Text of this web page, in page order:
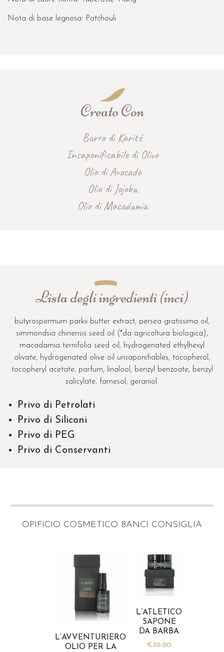
Nota di base legnosa: Patchouli
Creato Con
Burro di Karité
Insaponificabile di Olivo
Olio di Avocado
Olio di Jojoba
Olio di Macadamia
Lista degli ingredienti (inci)
butyrospermum parkii butter extract, persea gratissima oil,
simmondsia chinensis seed oil (*da agricoltura biologica),
macadamia ternifolia seed oil, hydrogenated ethylhexyl
olivate, hydrogenated olive oil unsaponifiables, tocopherol,
tocopheryl acetate, parfum, linalool, benzyl benzoate, benzyl
salicylate, farnesol, geraniol.
Privo di Petrolati
Privo di Siliconi
Privo di PEG
Privo di Conservanti
OPIFICIO COSMETICO BANCI CONSIGLIA
L’AVVENTURIERO
OLIO PER LA
L’ATLETICO
SAPONE
DA BARBA
€30.00